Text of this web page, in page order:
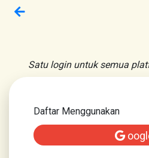
Satu login untuk semua
Daftar Menggunakan